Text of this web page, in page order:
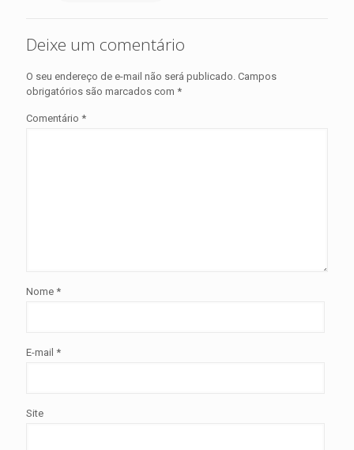
Deixe um comentário
O seu endereço de e-mail não será publicado. Campos
obrigatórios são marcados com *
Comentário *
Nome *
E-mail *
Site